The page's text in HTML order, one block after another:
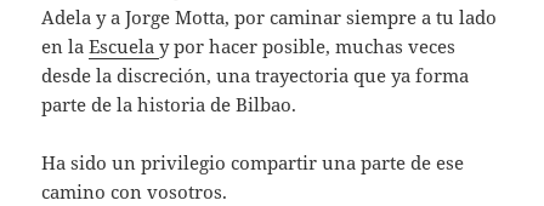
Adela y a Jorge Motta, por caminar siempre a tu lado
en laEscuelay por hacer posible, muchas veces
desde la discreción, una trayectoria que ya forma
parte de la historia de Bilbao.
Ha sido un privilegio compartir una parte de ese
camino con vosotros.